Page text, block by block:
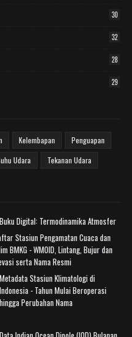
30
32
28
29
Kelembapan
Penguapan
Udara Tekanan Udara
Buku Digital: Termodinamika Atmosfer
Stasiun Pengamatan Cuaca dan
BMKG - WMOID, Lintang, Bujur dan
serta Nama Resmi
Metadata Stasiun Klimatologi di
Indonesia - Tahun Mulai Beroperasi
hingga Perubahan Nama